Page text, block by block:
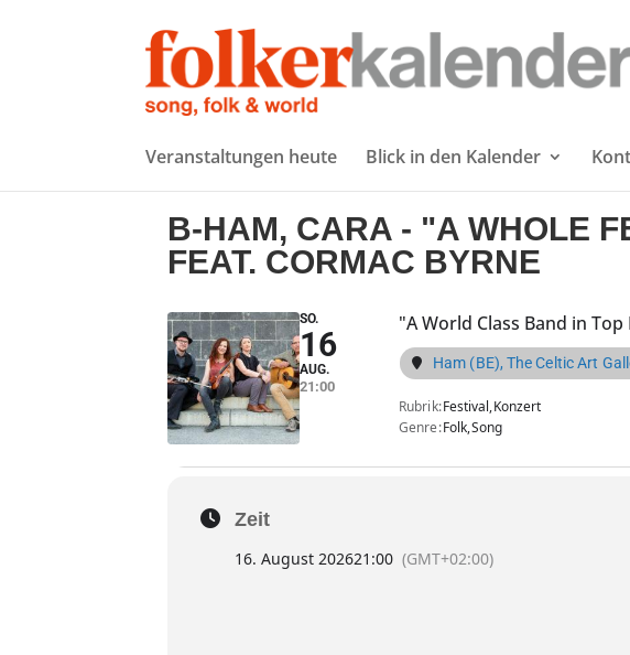
Veranstaltungen heute Blick in den Kalender
B-HAM, CARA - "A WHOLE
FEAT. CORMAC BYRNE
SO.
16
AUG.
21:00
"A World Class Band in
Ham (BE), The Celtic Art
Rubrik Festival,Konzert
Genre Folk,Song
Zeit
16. August 202621:00 (GMT+02:00)